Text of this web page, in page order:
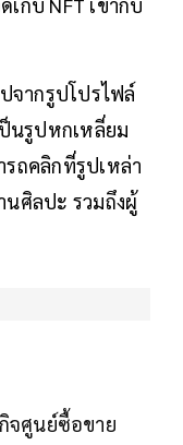
ก็บ NFT เข้ากับ
จากรูปโปรไฟล์
นรูปหกเหลี่ยม
ถคลิกที่รูปเหล่า
นศิลปะ รวมถึงผู้
จศูนย์ซื้อขาย